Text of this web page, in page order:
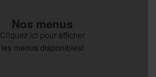
Nos menus
Cliquez ici pour afficher
les menus disponibles!